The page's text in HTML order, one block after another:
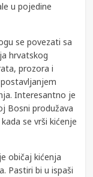
u pojedine
se povezati sa
hrvatskog
prozora i
Interesantno je
Bosni produžava
se vrši kićenje
običaj kićenja
Pastiri bi u ispaši